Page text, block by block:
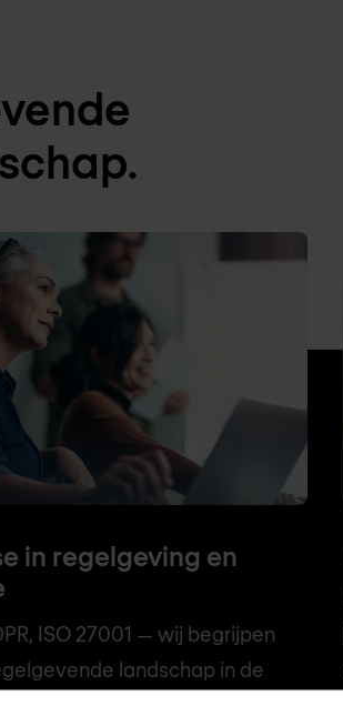
in regelgeving en
ISO 27001 — wij begrijpen
landschap in de